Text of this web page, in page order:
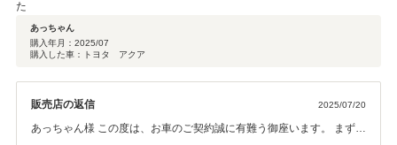
た
あっちゃん
購入年月： 2025/07
購入した車：トヨタ アクア
販売店の返信 2025/07/20
あっちゃん様 この度は、お車のご契約誠に有難う御座います。 まず